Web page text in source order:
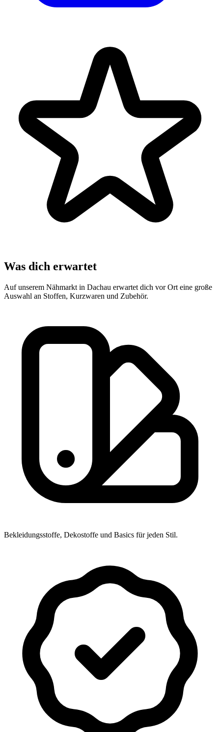
Was dich erwartet
Auf unserem Nähmarkt in Dachau erwartet dich vor Ort eine große
Auswahl an Stoffen, Kurzwaren und Zubehör.
Bekleidungsstoffe, Dekostoffe und Basics für jeden Stil.